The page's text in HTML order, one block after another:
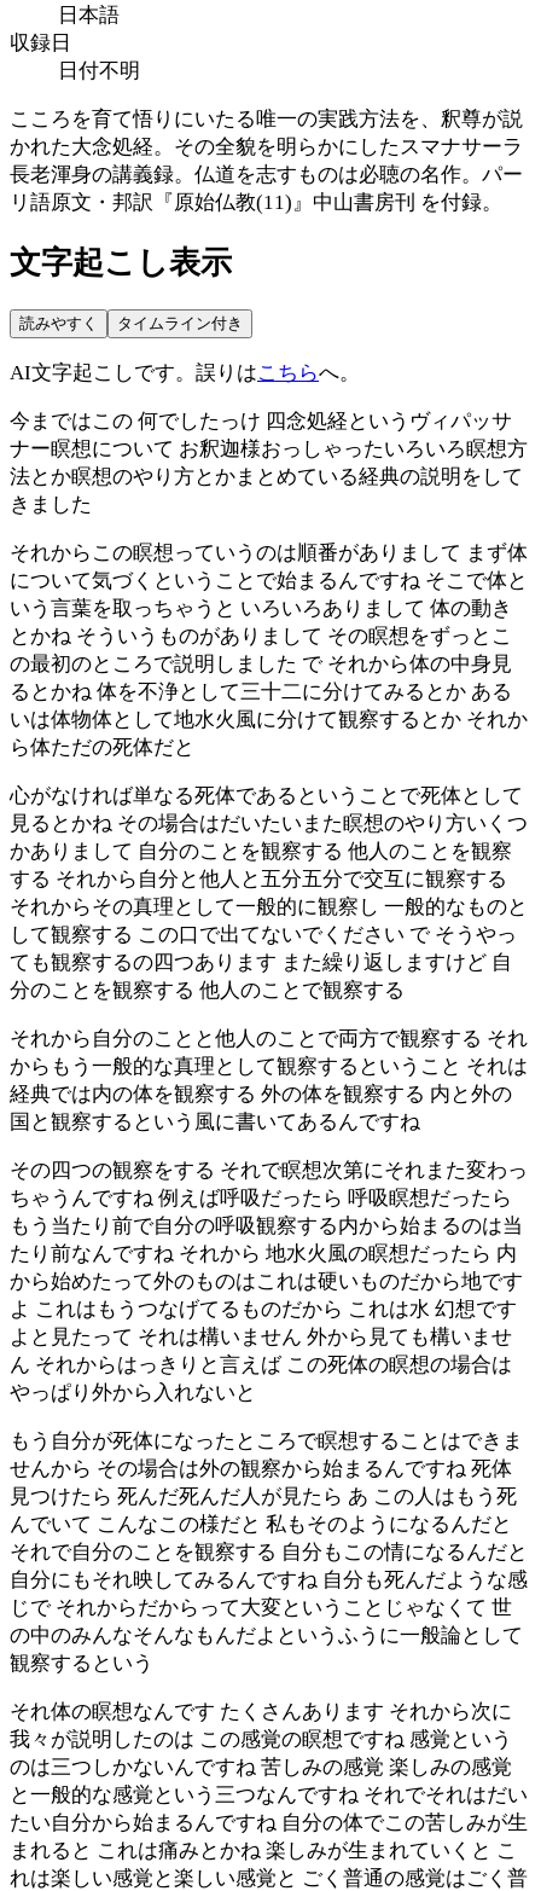
日本語
収録日
日付不明
こころを育て悟りにいたる唯一の実践方法を、釈尊が説
かれた大念処経。その全貌を明らかにしたスマナサーラ
長老渾身の講義録。仏道を志すものは必聴の名作。パー
リ語原文・邦訳『原始仏教(11)』中山書房刊 を付録。
文字起こし表示
読みやすく タイムライン付き
AI文字起こしです。誤りはこちらへ。
今まではこの 何でしたっけ 四念処経というヴィパッサ
ナー瞑想について お釈迦様おっしゃったいろいろ瞑想方
法とか瞑想のやり方とかまとめている経典の説明をして
きました
それからこの瞑想っていうのは順番がありまして まず体
について気づくということで始まるんですね そこで体と
いう言葉を取っちゃうと いろいろありまして 体の動き
とかね そういうものがありまして その瞑想をずっとこ
の最初のところで説明しました で それから体の中身見
るとかね 体を不浄として三十二に分けてみるとか ある
いは体物体として地水火風に分けて観察するとか それか
ら体ただの死体だと
心がなければ単なる死体であるということで死体として
見るとかね その場合はだいたいまた瞑想のやり方いくつ
かありまして 自分のことを観察する 他人のことを観察
する それから自分と他人と五分五分で交互に観察する
それからその真理として一般的に観察し 一般的なものと
して観察する この口で出てないでください で そうやっ
ても観察するの四つあります また繰り返しますけど 自
分のことを観察する 他人のことで観察する
それから自分のことと他人のことで両方で観察する それ
からもう一般的な真理として観察するということ それは
経典では内の体を観察する 外の体を観察する 内と外の
国と観察するという風に書いてあるんですね
その四つの観察をする それで瞑想次第にそれまた変わっ
ちゃうんですね 例えば呼吸だったら 呼吸瞑想だったら
もう当たり前で自分の呼吸観察する内から始まるのは当
たり前なんですね それから 地水火風の瞑想だったら 内
から始めたって外のものはこれは硬いものだから地です
よ これはもうつなげてるものだから これは水 幻想です
よと見たって それは構いません 外から見ても構いませ
ん それからはっきりと言えば この死体の瞑想の場合は
やっぱり外から入れないと
もう自分が死体になったところで瞑想することはできま
せんから その場合は外の観察から始まるんですね 死体
見つけたら 死んだ死んだ人が見たら あ この人はもう死
んでいて こんなこの様だと 私もそのようになるんだと
それで自分のことを観察する 自分もこの情になるんだと
自分にもそれ映してみるんですね 自分も死んだような感
じで それからだからって大変ということじゃなくて 世
の中のみんなそんなもんだよというふうに一般論として
観察するという
それ体の瞑想なんです たくさんあります それから次に
我々が説明したのは この感覚の瞑想ですね 感覚という
のは三つしかないんですね 苦しみの感覚 楽しみの感覚
と一般的な感覚という三つなんですね それでそれはだい
たい自分から始まるんですね 自分の体でこの苦しみが生
まれると これは痛みとかね 楽しみが生まれていくと こ
れは楽しい感覚と楽しい感覚と ごく普通の感覚はごく普